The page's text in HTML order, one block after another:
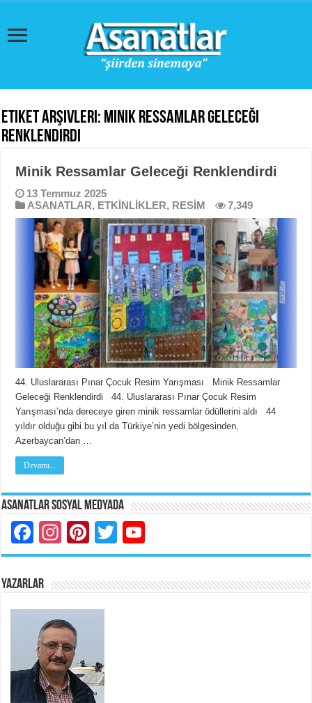
Etiket Arşivleri: Minik Ressamlar Geleceği
Renklendirdi
Minik Ressamlar Geleceği Renklendirdi
13 Temmuz 2025
ASANATLAR, ETKİNLİKLER, RESİM 7,349
44. Uluslararası Pınar Çocuk Resim Yarışması Minik Ressamlar
Geleceği Renklendirdi 44. Uluslararası Pınar Çocuk Resim
Yarışması’nda dereceye giren minik ressamlar ödüllerini aldı 44
yıldır olduğu gibi bu yıl da Türkiye’nin yedi bölgesinden,
Azerbaycan’dan …
Devamı...
Asanatlar Sosyal Medyada
Facebook
Instagram
Pinterest
Twitter
YAZARLAR